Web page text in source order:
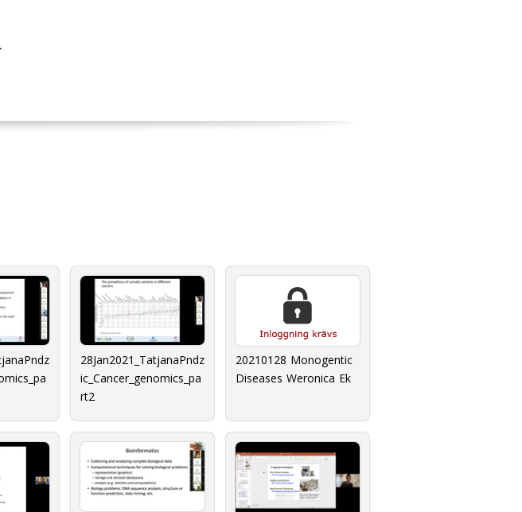
28Jan2021_TatjanaPndz
ic_Cancer_genomics_pa
rt2
20210128 Monogentic
Diseases Weronica Ek